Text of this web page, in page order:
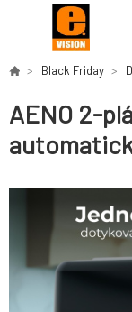
Black Friday
AENO 2-